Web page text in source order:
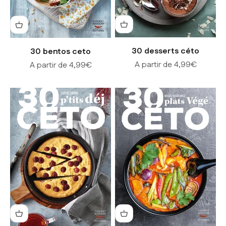
30 bentos ceto
Prix de vente
A partir de 4,99€
30 desserts céto
Prix de vente
A partir de 4,99€